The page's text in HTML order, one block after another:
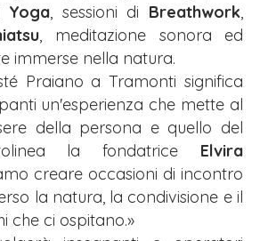
Yoga , sessioni di Breathwork
, meditazione sonora ed
immerse nella natura.
Praiano a Tramonti significa
un'esperienza che mette al
della persona e quello del
la fondatrice Elvira
creare occasioni di incontro
la natura, la condivisione e il
che ci ospitano.»